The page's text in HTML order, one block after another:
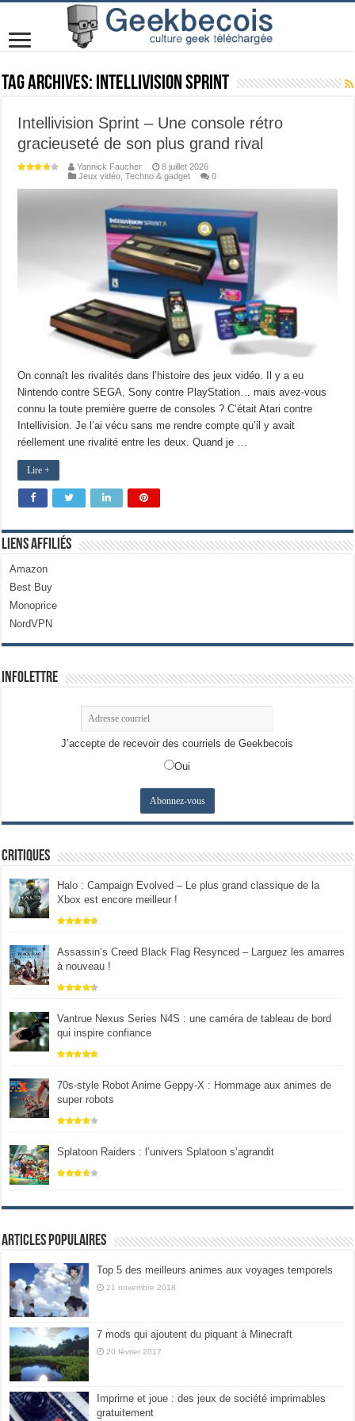
Tag Archives: Intellivision Sprint
Intellivision Sprint – Une console rétro
gracieuseté de son plus grand rival
Yannick Faucher
8 juillet 2026
Jeux vidéo ,Techno & gadget 0
On connaît les rivalités dans l’histoire des jeux vidéo. Il y a eu
Nintendo contre SEGA, Sony contre PlayStation… mais avez-vous
connu la toute première guerre de consoles ? C’était Atari contre
Intellivision. Je l’ai vécu sans me rendre compte qu’il y avait
réellement une rivalité entre les deux. Quand je …
Lire +
Liens Affiliés
Amazon
Best Buy
Monoprice
NordVPN
Infolettre
J’accepte de recevoir des courriels de Geekbecois
Oui
Critiques
Halo : Campaign Evolved – Le plus grand classique de la
Xbox est encore meilleur !
Assassin’s Creed Black Flag Resynced – Larguez les amarres
à nouveau !
Vantrue Nexus Series N4S : une caméra de tableau de bord
qui inspire confiance
70s-style Robot Anime Geppy-X : Hommage aux animes de
super robots
Splatoon Raiders : l’univers Splatoon s’agrandit
Articles populaires
Top 5 des meilleurs animes aux voyages temporels
21 novembre 2018
7 mods qui ajoutent du piquant à Minecraft
20 février 2017
Imprime et joue : des jeux de société imprimables
gratuitement